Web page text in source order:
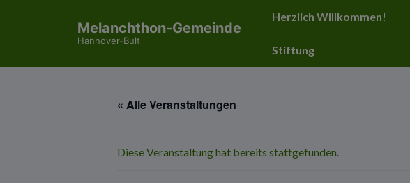
Melanchthon-Gemeinde
Hannover-Bult
Herzlich Willkommen!
Stiftung
« Alle Veranstaltungen
Diese Veranstaltung hat bereits stattgefunden.